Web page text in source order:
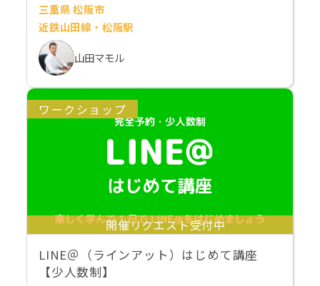
三重県 松阪市
近鉄山田線・松阪駅
山田マモル
ワークショップ
開催リクエスト受付中
LINE＠（ラインアット）はじめて講座
【少人数制】